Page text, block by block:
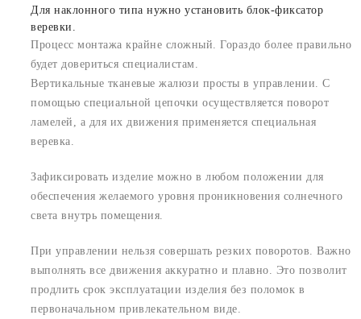
Для наклонного типа нужно установить блок-фиксатор
веревки.
Процесс монтажа крайне сложный. Гораздо более правильно
будет довериться специалистам.
Вертикальные тканевые жалюзи просты в управлении. С
помощью специальной цепочки осуществляется поворот
ламелей, а для их движения применяется специальная
веревка.
Зафиксировать изделие можно в любом положении для
обеспечения желаемого уровня проникновения солнечного
света внутрь помещения.
При управлении нельзя совершать резких поворотов. Важно
выполнять все движения аккуратно и плавно. Это позволит
продлить срок эксплуатации изделия без поломок в
первоначальном привлекательном виде.